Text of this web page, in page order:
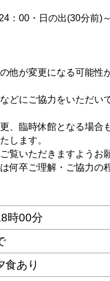
：00・日の出(30分前)
他が変更になる可能性
どにご協力をいただい
、臨時休館となる場合
します。
覧いただきますようお
何卒ご理解・ご協力の
時00分
食あり